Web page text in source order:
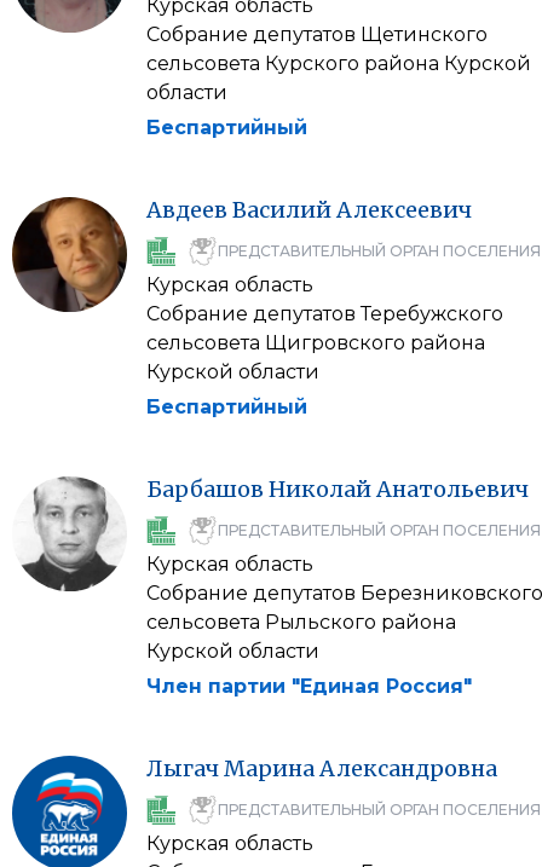
Курская область
Собрание депутатов Щетинского
сельсовета Курского района Курской
области
Беспартийный
Авдеев ВасилийАлексеевич
ПРЕДСТАВИТЕЛЬНЫЙ ОРГАН ПОСЕЛЕНИЯ
Курская область
Собрание депутатов Теребужского
сельсовета Щигровского района
Курской области
Беспартийный
Барбашов НиколайАнатольевич
ПРЕДСТАВИТЕЛЬНЫЙ ОРГАН ПОСЕЛЕНИЯ
Курская область
Собрание депутатов Березниковского
сельсовета Рыльского района
Курской области
Член партии "Единая Россия"
ЛыгачМаринаАлександровна
ПРЕДСТАВИТЕЛЬНЫЙ ОРГАН ПОСЕЛЕНИЯ
Курская область